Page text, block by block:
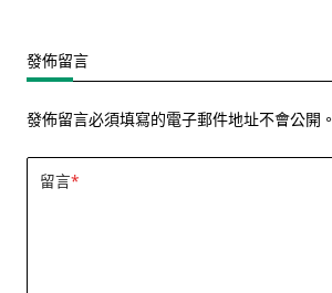
發佈留言
發佈留言必須填寫的電子郵件地址不會公開。
留言*